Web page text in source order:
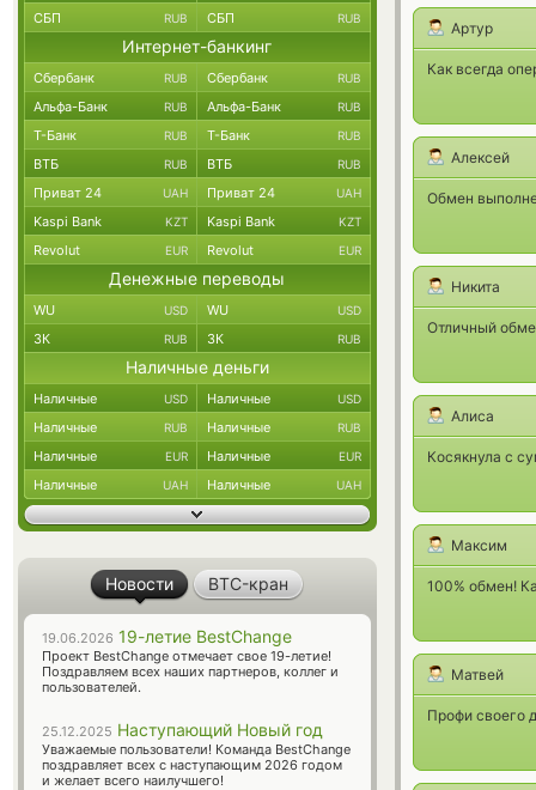
Артур
Как всегда
Алексей
Обмен
Никита
Отличный
Алиса
Косякнула с
Максим
100% обмен!
Матвей
Профи своего
СБП RUB СБП RUB
Интернет-банкинг
Сбербанк RUB Сбербанк RUB
Альфа-Банк RUB Альфа-Банк RUB
Т-Банк RUB Т-Банк RUB
ВТБ RUB ВТБ RUB
Приват 24 UAH Приват 24 UAH
Kaspi Bank KZT Kaspi Bank KZT
Revolut EUR Revolut EUR
Денежные переводы
WU USD WU USD
ЗК RUB ЗК RUB
Наличные деньги
Наличные USD Наличные USD
Наличные RUB Наличные RUB
Наличные EUR Наличные EUR
Наличные UAH Наличные UAH
Новости BTC-кран
19.06.2026 19-летие BestChange
Проект BestChange отмечает свое 19-летие!
Поздравляем всех наших партнеров, коллег и
пользователей.
25.12.2025 Наступающий Новый год
Уважаемые пользователи! Команда BestChange
поздравляет всех с наступающим 2026 годом
и желает всего наилучшего!